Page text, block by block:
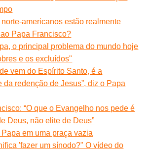
americanos estão realmente
Papa Francisco?
o principal problema do mundo hoje
e os excluídos"
vem do Espírito Santo, é a
da redenção de Jesus”, diz o Papa
“O que o Evangelho nos pede é
Deus, não elite de Deus”
Papa em uma praça vazia
'fazer um sínodo?" O vídeo do